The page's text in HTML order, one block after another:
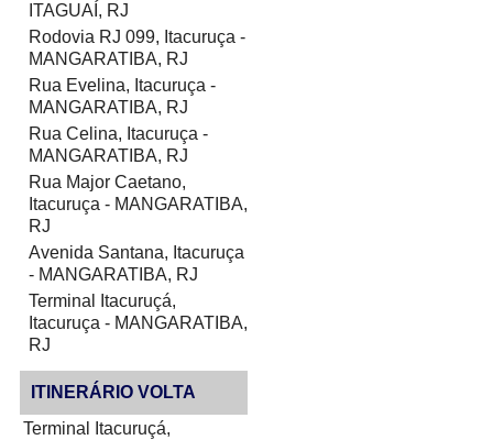
ITAGUAÍ, RJ
Rodovia RJ 099, Itacuruça -
MANGARATIBA, RJ
Rua Evelina, Itacuruça -
MANGARATIBA, RJ
Rua Celina, Itacuruça -
MANGARATIBA, RJ
Rua Major Caetano,
Itacuruça - MANGARATIBA,
RJ
Avenida Santana, Itacuruça
- MANGARATIBA, RJ
Terminal Itacuruçá,
Itacuruça - MANGARATIBA,
RJ
ITINERÁRIO VOLTA
Terminal Itacuruçá,